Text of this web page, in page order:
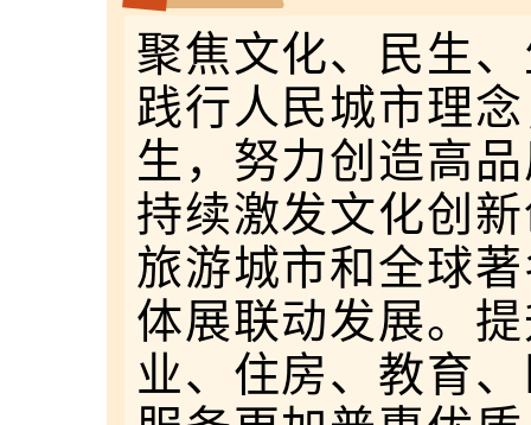
聚焦文化、民生
践行人民城市理
生，努力创造高
持续激发文化创
旅游城市和全球
体展联动发展。
业、住房、教育